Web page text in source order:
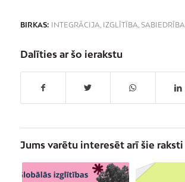
BIRKAS: INTEGRĀCIJA, IZGLĪTĪBA, SABIEDRĪBA
Dalīties ar šo ierakstu
Jums varētu interesēt arī šie raksti